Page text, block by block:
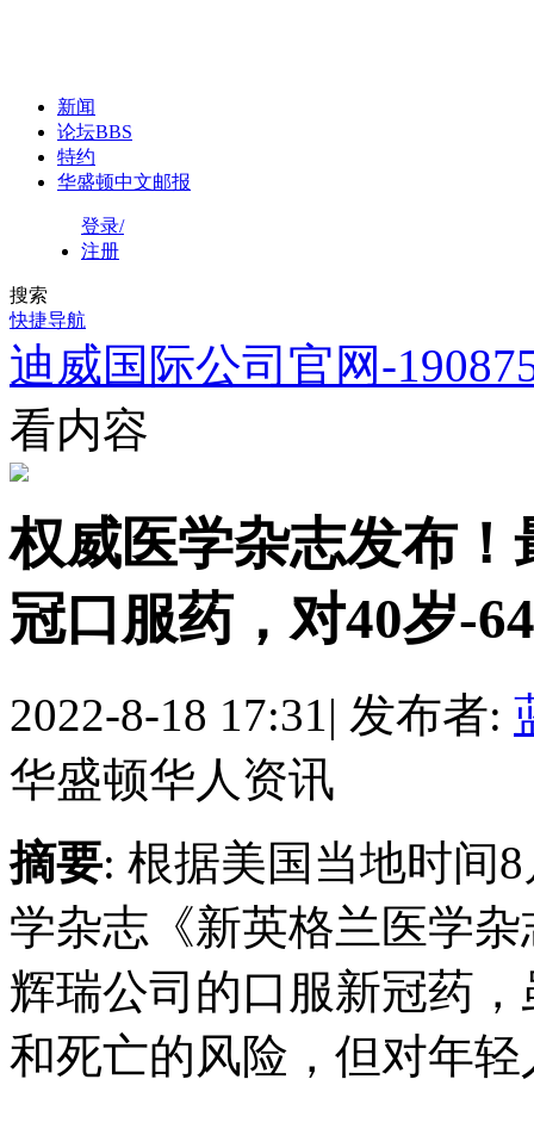
新闻
论坛BBS
特约
华盛顿中文邮报
登录/
注册
搜索
快捷导航
迪威国际公司官网-
看内容
权威医学杂志发布
冠口服药，对40岁-
2022-8-18 17:31| 发布者:
华盛顿华人资讯
摘要: 根据美国当地时间
学杂志《新英格兰医学
辉瑞公司的口服新冠药
和死亡的风险，但对年